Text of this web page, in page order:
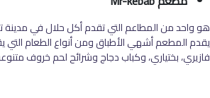
هو واحد من المطاعم التي تقدم أكل حلال في مدينة
يقدم المطعم أشهي الأطباق ومن أنواع الطعام التي
فازيري، بختياري، وكباب دجاج وشرائح لحم خروف